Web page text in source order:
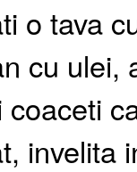
o tava
cu ulei,
invelita